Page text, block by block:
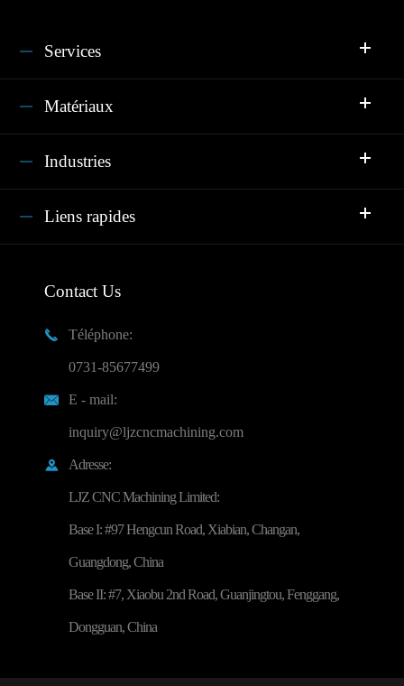
Services
Matériaux
Industries
Liens rapides
Contact Us

Téléphone:
0731-85677499

E - mail:
inquiry@ljzcncmachining.com

Adresse:
LJZ CNC Machining Limited:
Base I: #97 Hengcun Road, Xiabian, Changan,
Guangdong, China
Base II: #7, Xiaobu 2nd Road, Guanjingtou, Fenggang,
Dongguan, China